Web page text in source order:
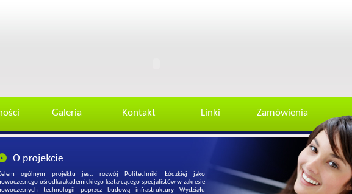
Galeria Kontakt Linki Zamówienia
ogólnym projektu jest: rozwój Politechniki Łódzkiej jako
ośrodka akademickiego kształcącego specjalistów w zakresie
technologii poprzez budową infrastruktury Wydziału